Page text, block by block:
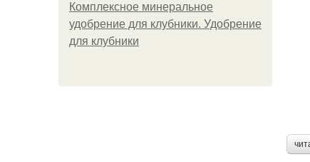
Комплексное минеральное
удобрение для клубники. Удобрение
для клубники